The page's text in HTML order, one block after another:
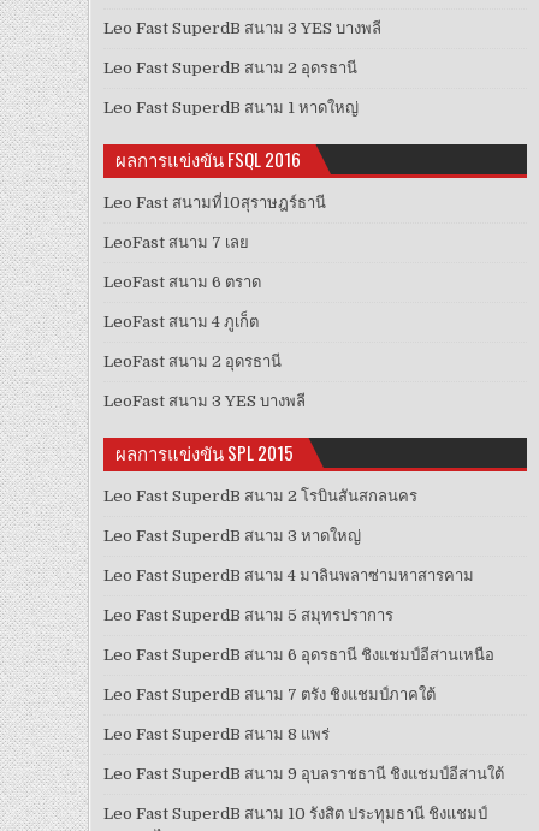
Leo Fast SuperdB สนาม 3 YES บางพลี
Leo Fast SuperdB สนาม 2 อุดรธานี
Leo Fast SuperdB สนาม 1 หาดใหญ่
ผลการแข่งขัน FSQL 2016
Leo Fast สนามที่10สุราษฎร์ธานี
LeoFast สนาม 7 เลย
LeoFast สนาม 6 ตราด
LeoFast สนาม 4 ภูเก็ต
LeoFast สนาม 2 อุดรธานี
LeoFast สนาม 3 YES บางพลี
ผลการแข่งขัน SPL 2015
Leo Fast SuperdB สนาม 2 โรบินสันสกลนคร
Leo Fast SuperdB สนาม 3 หาดใหญ่
Leo Fast SuperdB สนาม 4 มาลินพลาซ่ามหาสารคาม
Leo Fast SuperdB สนาม 5 สมุทรปราการ
Leo Fast SuperdB สนาม 6 อุดรธานี ชิงแชมป์อีสานเหนือ
Leo Fast SuperdB สนาม 7 ตรัง ชิงแชมป์ภาคใต้
Leo Fast SuperdB สนาม 8 แพร่
Leo Fast SuperdB สนาม 9 อุบลราชธานี ชิงแชมป์อีสานใต้
Leo Fast SuperdB สนาม 10 รังสิต ประทุมธานี ชิงแชมป์